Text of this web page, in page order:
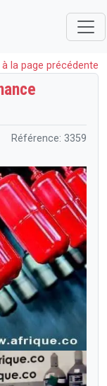
Khouribga
à la page précédente
Référence: 3359